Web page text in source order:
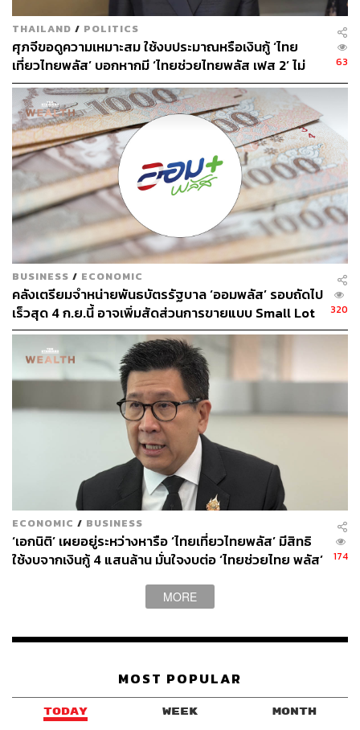
THAILAND / POLITICS
ศุภจีขอดูความเหมาะสม ใช้งบประมาณหรือเงินกู้ ‘ไทย
เที่ยวไทยพลัส’ บอกหากมี ‘ไทยช่วยไทยพลัส เฟส 2’ ไม่
จำเป็นต้องออกพร้อมกัน
63
BUSINESS / ECONOMIC
คลังเตรียมจำหน่ายพันธบัตรรัฐบาล ‘ออมพลัส’ รอบถัดไป
เร็วสุด 4 ก.ย.นี้ อาจเพิ่มสัดส่วนการขายแบบ Small Lot
First มากขึ้น
320
ECONOMIC / BUSINESS
‘เอกนิติ’ เผยอยู่ระหว่างหารือ ‘ไทยเที่ยวไทยพลัส’ มีสิทธิ
ใช้งบจากเงินกู้ 4 แสนล้าน มั่นใจงบต่อ ‘ไทยช่วยไทย พลัส’
174
MORE
MOST POPULAR
TODAY WEEK MONTH